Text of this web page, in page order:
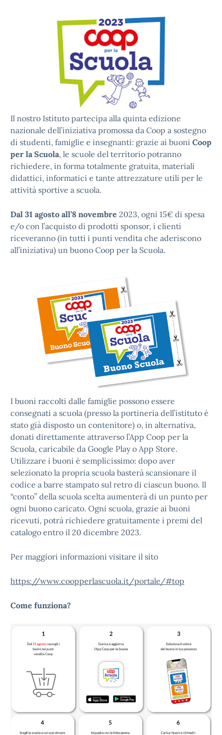
Il nostro Istituto partecipa alla quinta edizione
nazionale dell’iniziativa promossa da Coop a sostegno
di studenti, famiglie e insegnanti: grazie ai buoni Coop
per la Scuola, le scuole del territorio potranno
richiedere, in forma totalmente gratuita, materiali
didattici, informatici e tante attrezzature utili per le
attività sportive a scuola.
Dal 31 agosto all’8 novembre 2023, ogni 15€ di spesa
e/o con l’acquisto di prodotti sponsor, i clienti
riceveranno (in tutti i punti vendita che aderiscono
all’iniziativa) un buono Coop per la Scuola.
I buoni raccolti dalle famiglie possono essere
consegnati a scuola (presso la portineria dell’istituto è
stato già disposto un contenitore) o, in alternativa,
donati direttamente attraverso l’App Coop per la
Scuola, caricabile da Google Play o App Store.
Utilizzare i buoni è semplicissimo: dopo aver
selezionato la propria scuola basterà scansionare il
codice a barre stampato sul retro di ciascun buono. Il
“conto” della scuola scelta aumenterà di un punto per
ogni buono caricato. Ogni scuola, grazie ai buoni
ricevuti, potrà richiedere gratuitamente i premi del
catalogo entro il 20 dicembre 2023.
Per maggiori informazioni visitare il sito
https://www.coopperlascuola.it/portale/#top
Come funziona?